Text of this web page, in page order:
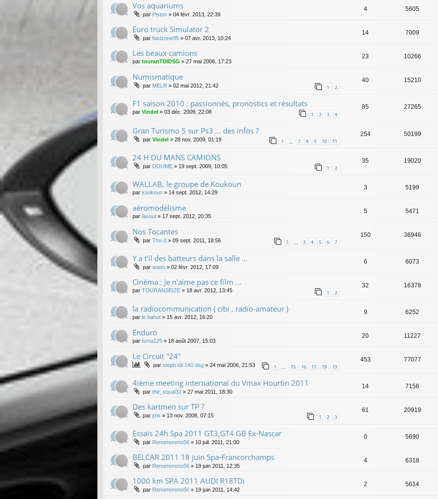
Vos aquariums
par Piston » 04 févr. 2013, 22:39
4 5605
Euro truck Simulator 2
par fastzone95 » 07 avr. 2013, 10:24
14 7009
Les beaux camions
par touranTDIDSG » 27 mai 2006, 17:23
23 10266
Numismatique
par MELR » 02 mai 2012, 21:42 1 2
40 15210
F1 saison 2010 : passionnés, pronostics et résultats
par Vindel » 03 déc. 2009, 22:08 1 2 3 4
85 27265
Gran Turismo 5 sur Ps3 ... des infos ?
par Vindel » 28 nov. 2009, 01:19 1 7 8 9 10 11
254 50199
24 H DU MANS CAMIONS
par DOUME » 19 sept. 2009, 10:05 1 2
35 19020
WALLAB, le groupe de Koukoun
par koukoun » 14 sept. 2012, 14:29
3 5199
aéromodélisme
par lasout » 17 sept. 2012, 20:35
5 5471
Nos Tocantes
par Thx-2 » 09 sept. 2011, 18:56 1 3 4 5 6 7
150 36946
Y a t'il des batteurs dans la salle ...
par wano » 02 févr. 2012, 17:09
6 6073
Cinéma : Je n'aime pas ce film ...
par TOURANSEIZE » 18 avr. 2012, 13:45 1 2
32 16378
la radiocommunication ( cibi , radio-amateur )
par le bahut » 15 avr. 2012, 16:20
9 6252
Enduro
par isma125 » 18 août 2007, 15:03
20 11227
Le Circuit "24"
par steph tdi 140 dsg » 24 mai 2006, 21:53 1 … 15 16 17 18 19
453 77077
4ième meeting international du Vmax Hourtin 2011
par the_squal31 » 27 mai 2011, 18:30
14 7156
Des kartmen sur TP ?
par jms » 13 nov. 2008, 07:15 1 2 3
61 20919
Essais 24h Spa 2011 GT3,GT4 GB Ex-Nascar
par Renomoreno56 » 10 juil. 2011, 21:00
0 5690
BELCAR 2011 18 juin Spa-Francorchamps
par Renomoreno56 » 19 juin 2011, 12:35
4 6318
1000 km SPA 2011 AUDI R18TDi
par Renomoreno56 » 19 juin 2011, 14:42
2 5614